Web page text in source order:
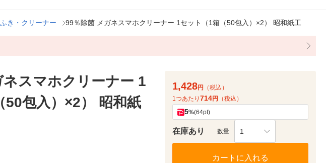
き・クリーナー 99％除菌 メガネスマホクリーナー 1セット（1箱（50包入）×2） 昭和紙工
スマホクリーナー 1
50包入）×2） 昭和紙
1,428円
（税込）
1つあたり 714円 （税込）
5%(64pt)
在庫あり 数量 1
カートに入れる